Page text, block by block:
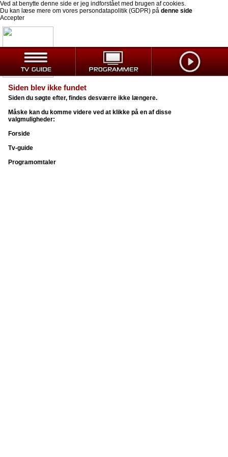
Ved at benytte denne side er jeg indforstået med brugen af cookies.
Du kan læse mere om vores persondatapolitik (GDPR) på denne side
Accepter
Siden blev ikke fundet
Siden du søgte efter, findes desværre ikke længere.
Måske kan du komme videre ved at klikke på en af disse
valgmuligheder:
Forside
Tv-guide
Programomtaler